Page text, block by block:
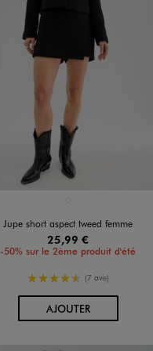
Jupe short aspect tweed femme
25,99 €
-50% sur le 2ème produit d'été
4.5/5 de moyenne
(7 avis)
AJOUTERAU PANIER